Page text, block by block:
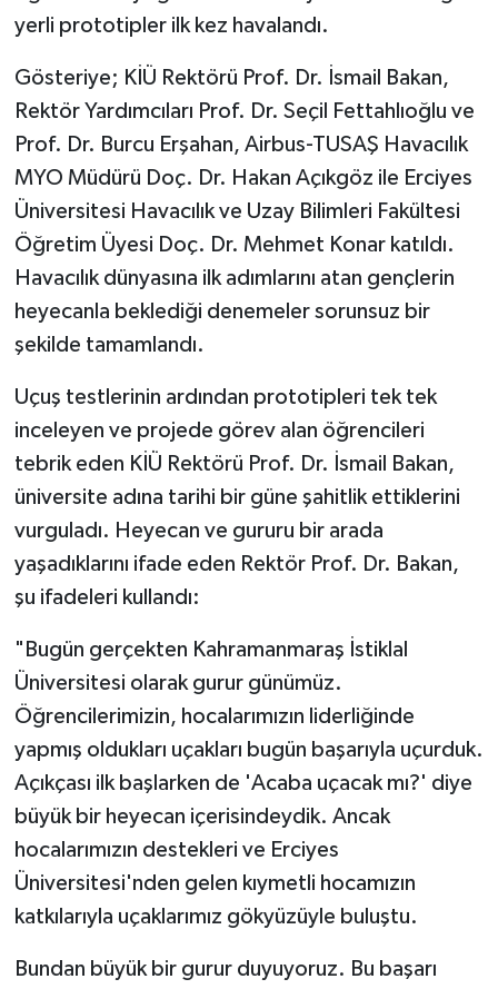
yerli prototipler ilk kez havalandı.
Gösteriye; KİÜ Rektörü Prof. Dr. İsmail Bakan,
Rektör Yardımcıları Prof. Dr. Seçil Fettahlıoğlu ve
Prof. Dr. Burcu Erşahan, Airbus-TUSAŞ Havacılık
MYO Müdürü Doç. Dr. Hakan Açıkgöz ile Erciyes
Üniversitesi Havacılık ve Uzay Bilimleri Fakültesi
Öğretim Üyesi Doç. Dr. Mehmet Konar katıldı.
Havacılık dünyasına ilk adımlarını atan gençlerin
heyecanla beklediği denemeler sorunsuz bir
şekilde tamamlandı.
Uçuş testlerinin ardından prototipleri tek tek
inceleyen ve projede görev alan öğrencileri
tebrik eden KİÜ Rektörü Prof. Dr. İsmail Bakan,
üniversite adına tarihi bir güne şahitlik ettiklerini
vurguladı. Heyecan ve gururu bir arada
yaşadıklarını ifade eden Rektör Prof. Dr. Bakan,
şu ifadeleri kullandı:
"Bugün gerçekten Kahramanmaraş İstiklal
Üniversitesi olarak gurur günümüz.
Öğrencilerimizin, hocalarımızın liderliğinde
yapmış oldukları uçakları bugün başarıyla uçurduk.
Açıkçası ilk başlarken de 'Acaba uçacak mı?' diye
büyük bir heyecan içerisindeydik. Ancak
hocalarımızın destekleri ve Erciyes
Üniversitesi'nden gelen kıymetli hocamızın
katkılarıyla uçaklarımız gökyüzüyle buluştu.
Bundan büyük bir gurur duyuyoruz. Bu başarı